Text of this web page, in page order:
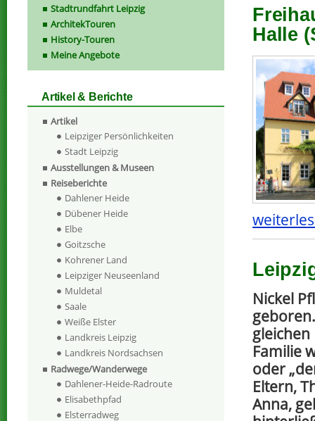
Halle
Nickel
Familie
oder
Eltern,
Anna,
Stadtrundfahrt Leipzig
ArchitekTouren
History-Touren
Meine Angebote
Artikel & Berichte
Artikel
Leipziger Persönlichkeiten
Stadt Leipzig
Ausstellungen & Museen
Reiseberichte
Dahlener Heide
Dübener Heide
Elbe
Goitzsche
Kohrener Land
Leipziger Neuseenland
Muldetal
Saale
Weiße Elster
Landkreis Leipzig
Landkreis Nordsachsen
Radwege/Wanderwege
Dahlener-Heide-Radroute
Elisabethpfad
Elsterradweg